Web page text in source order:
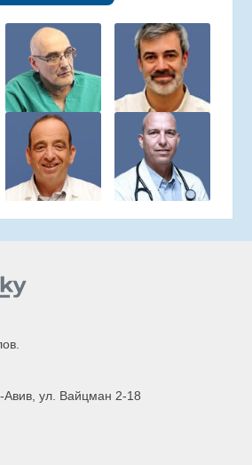
Авив, ул. Вайцман 2-18